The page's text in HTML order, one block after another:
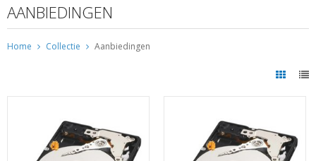
AANBIEDINGEN
Home Collectie Aanbiedingen